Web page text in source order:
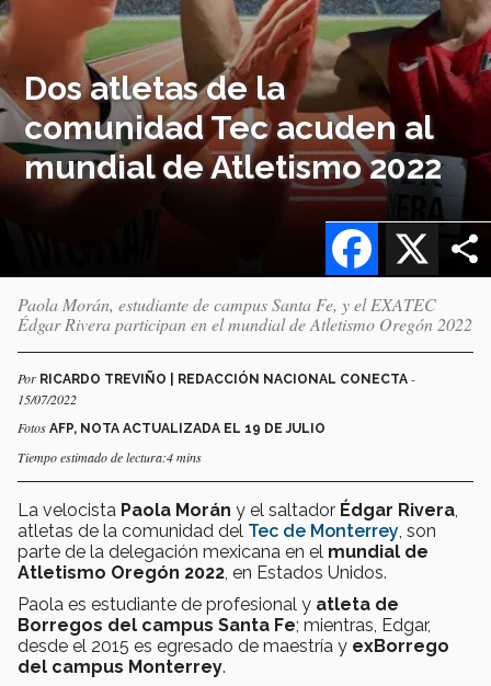
Dos atletas de la
comunidad Tec acuden al
mundial de Atletismo 2022
X
Facebook
Paola Morán, estudiante de campus Santa Fe, y el EXATEC
Édgar Rivera participan en el mundial de Atletismo Oregón 2022
Por RICARDO TREVIÑO | REDACCIÓN NACIONAL CONECTA -
15/07/2022
Fotos AFP, NOTA ACTUALIZADA EL 19 DE JULIO
Tiempo estimado de lectura:4 mins
La velocista Paola Morán y el saltador Édgar Rivera
atletas de la comunidad del Tec de Monterrey , son
parte de la delegación mexicana en el mundial de
Atletismo Oregón 2022 , en Estados Unidos.
Paola es estudiante de profesional y atleta de
Borregos del campus Santa Fe; mientras, Edgar,
desde el 2015 es egresado de maestría y exBorrego
del campus Monterrey.